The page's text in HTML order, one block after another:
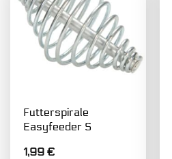
Futterspirale
Easyfeeder S
1,99€